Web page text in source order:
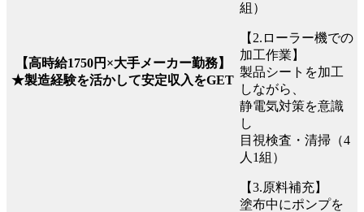
【高時給1750円×大手メーカー勤務】
★製造経験を活かして安定収入をGET
組）
【2.ローラー機での
加工作業】
製品シートを加工
しながら、
静電気対策を意識
し
目視検査・清掃（4
人1組）
【3.原料補充】
塗布中にポンプを